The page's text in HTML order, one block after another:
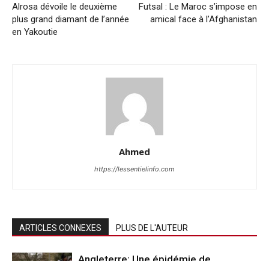
Alrosa dévoile le deuxième
plus grand diamant de l’année
en Yakoutie
Futsal : Le Maroc s’impose en
amical face à l’Afghanistan
Ahmed
https://lessentielinfo.com
ARTICLES CONNEXES PLUS DE L'AUTEUR